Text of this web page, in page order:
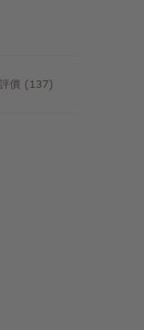
評價 (137)